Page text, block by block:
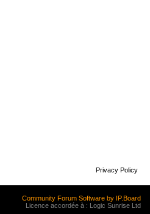
Privacy Policy
Community Forum Software by IP.Board
Licence accordée à : Logic Sunrise Ltd